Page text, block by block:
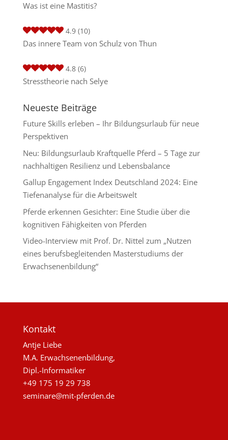
Was ist eine Mastitis?
4.9 (10)
Das innere Team von Schulz von Thun
4.8 (6)
Stresstheorie nach Selye
Neueste Beiträge
Future Skills erleben – Ihr Bildungsurlaub für neue
Perspektiven
Neu: Bildungsurlaub Kraftquelle Pferd – 5 Tage zur
nachhaltigen Resilienz und Lebensbalance
Gallup Engagement Index Deutschland 2024: Eine
Tiefenanalyse für die Arbeitswelt
Pferde erkennen Gesichter: Eine Studie über die
kognitiven Fähigkeiten von Pferden
Video-Interview mit Prof. Dr. Nittel zum „Nutzen
eines berufsbegleitenden Masterstudiums der
Erwachsenenbildung“
Kontakt
Antje Liebe
M.A. Erwachsenenbildung,
Dipl.-Informatiker
+49 175 19 29 738
seminare@mit-pferden.de